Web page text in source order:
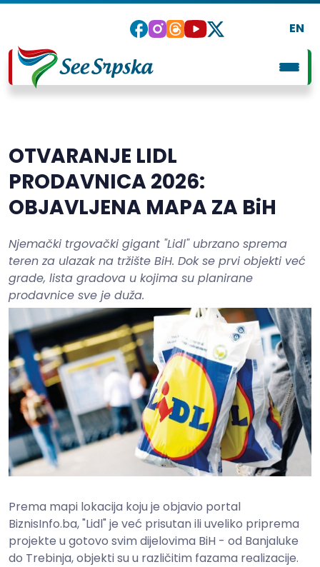
EN
OTVARANJE LIDL
PRODAVNICA 2026:
OBJAVLJENA MAPA ZA BiH
Njemački trgovački gigant "Lidl" ubrzano sprema
teren za ulazak na tržište BiH. Dok se prvi objekti već
grade, lista gradova u kojima su planirane
prodavnice sve je duža.
Prema mapi lokacija koju je objavio portal
BiznisInfo.ba, "Lidl" je već prisutan ili uveliko priprema
projekte u gotovo svim dijelovima BiH - od Banjaluke
do Trebinja, objekti su u različitim fazama realizacije.